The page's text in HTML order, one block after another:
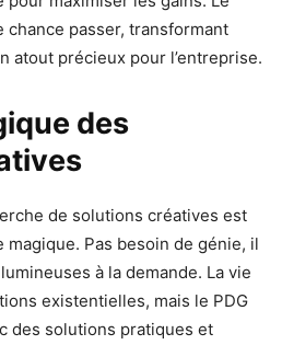
chance passer, transformant
atout précieux pour l’entreprise.
des
de solutions créatives est
Pas besoin de génie, il
à la demande. La vie
existentielles, mais le PDG
des solutions pratiques et